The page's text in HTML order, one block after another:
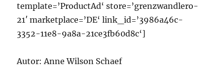
template=’ProductAd‘ store=’grenzwandlero-
21′ marketplace=’DE‘ link_id=’3986a46c-
3352-11e8-9a8a-21ce3fb60d8c‘]
Autor: Anne Wilson Schaef